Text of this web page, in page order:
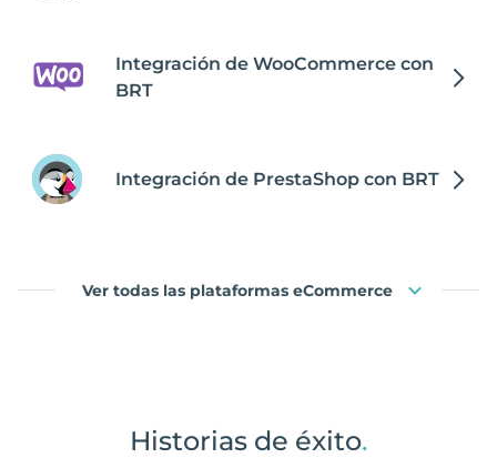
Integración de WooCommerce con
BRT
Integración de PrestaShop con BRT
Ver todas las plataformas eCommerce
Historias de éxito.